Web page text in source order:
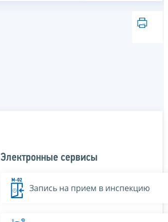
Электронные сервисы
Запись на прием в инспекцию